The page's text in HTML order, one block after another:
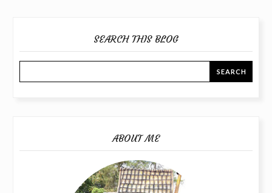
SEARCH THIS BLOG
ABOUT ME